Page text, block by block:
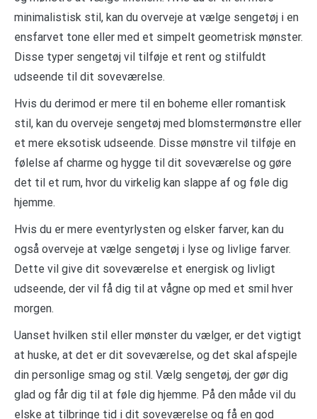
minimalistisk stil, kan du overveje at vælge sengetøj i en
ensfarvet tone eller med et simpelt geometrisk mønster.
Disse typer sengetøj vil tilføje et rent og stilfuldt
udseende til dit soveværelse.
Hvis du derimod er mere til en boheme eller romantisk
stil, kan du overveje sengetøj med blomstermønstre eller
et mere eksotisk udseende. Disse mønstre vil tilføje en
følelse af charme og hygge til dit soveværelse og gøre
det til et rum, hvor du virkelig kan slappe af og føle dig
hjemme.
Hvis du er mere eventyrlysten og elsker farver, kan du
også overveje at vælge sengetøj i lyse og livlige farver.
Dette vil give dit soveværelse et energisk og livligt
udseende, der vil få dig til at vågne op med et smil hver
morgen.
Uanset hvilken stil eller mønster du vælger, er det vigtigt
at huske, at det er dit soveværelse, og det skal afspejle
din personlige smag og stil. Vælg sengetøj, der gør dig
glad og får dig til at føle dig hjemme. På den måde vil du
elske at tilbringe tid i dit soveværelse og få en god